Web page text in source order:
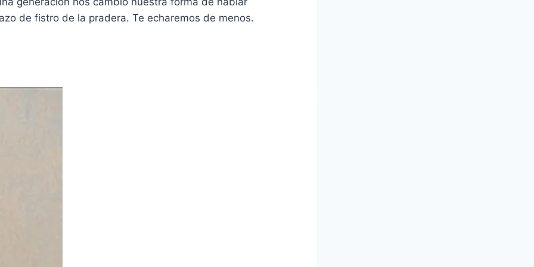
de fistro de la pradera. Te echaremos de menos.